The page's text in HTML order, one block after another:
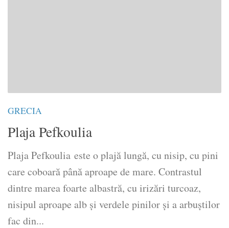
GRECIA
Plaja Pefkoulia
Plaja Pefkoulia este o plajă lungă, cu nisip, cu pini
care coboară până aproape de mare. Contrastul
dintre marea foarte albastră, cu irizări turcoaz,
nisipul aproape alb și verdele pinilor și a arbuștilor
fac din...